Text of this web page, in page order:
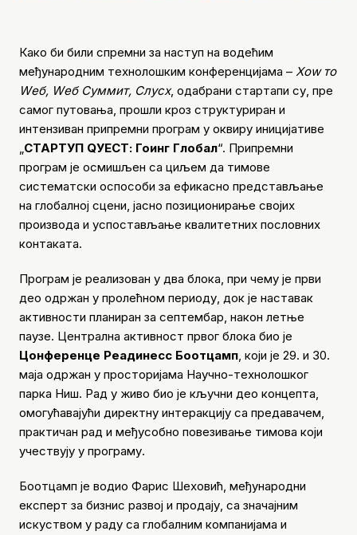
Како би били спремни за наступ на водећим
међународним технолошким конференцијама – Хоw то
Wеб, Wеб Суммит, Слусх, одабрани стартапи су, пре
самог путовања, прошли кроз структуриран и
интензиван припремни програм у оквиру иницијативе
„СТАРТУП QУЕСТ: Гоинг Глобал“. Припремни
програм је осмишљен са циљем да тимове
систематски оспособи за ефикасно представљање
на глобалној сцени, јасно позиционирање својих
производа и успостављање квалитетних пословних
контаката.
Програм је реализован у два блока, при чему је први
део одржан у пролећном периоду, док је наставак
активности планиран за септембар, након летње
паузе. Централна активност првог блока био је
Цонференце Реадинесс Боотцамп, који је 29. и 30.
маја одржан у просторијама Научно-технолошког
парка Ниш. Рад у живо био је кључни део концепта,
омогућавајући директну интеракцију са предавачем,
практичан рад и међусобно повезивање тимова који
учествују у програму.
Боотцамп је водио Фарис Шеховић, међународни
експерт за бизнис развој и продају, са значајним
искуством у раду са глобалним компанијама и